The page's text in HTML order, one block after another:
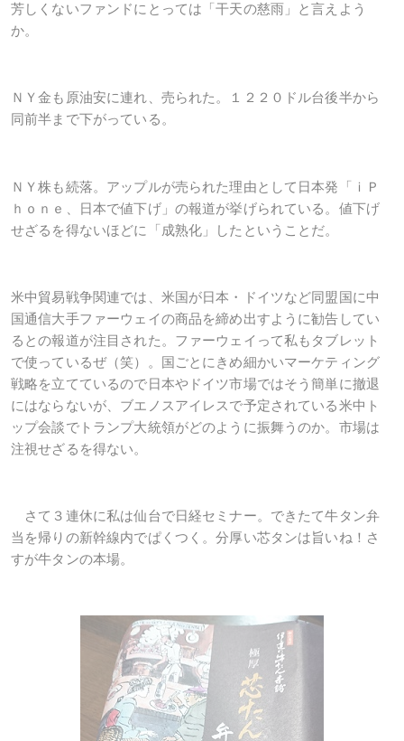
芳しくないファンドにとっては「干天の慈雨」と言えよう
か。
ＮＹ金も原油安に連れ、売られた。１２２０ドル台後半から
同前半まで下がっている。
ＮＹ株も続落。アップルが売られた理由として日本発「ｉＰ
ｈｏｎｅ、日本で値下げ」の報道が挙げられている。値下げ
せざるを得ないほどに「成熟化」したということだ。
米中貿易戦争関連では、米国が日本・ドイツなど同盟国に中
国通信大手ファーウェイの商品を締め出すように勧告してい
るとの報道が注目された。ファーウェイって私もタブレット
で使っているぜ（笑）。国ごとにきめ細かいマーケティング
戦略を立てているので日本やドイツ市場ではそう簡単に撤退
にはならないが、ブエノスアイレスで予定されている米中ト
ップ会談でトランプ大統領がどのように振舞うのか。市場は
注視せざるを得ない。
さて３連休に私は仙台で日経セミナー。できたて牛タン弁
当を帰りの新幹線内でぱくつく。分厚い芯タンは旨いね！さ
すが牛タンの本場。